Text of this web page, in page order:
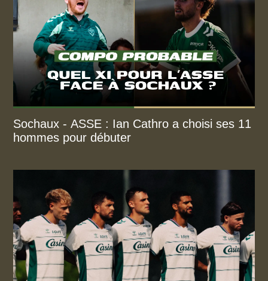
Sochaux - ASSE : Ian Cathro a choisi ses 11
hommes pour débuter